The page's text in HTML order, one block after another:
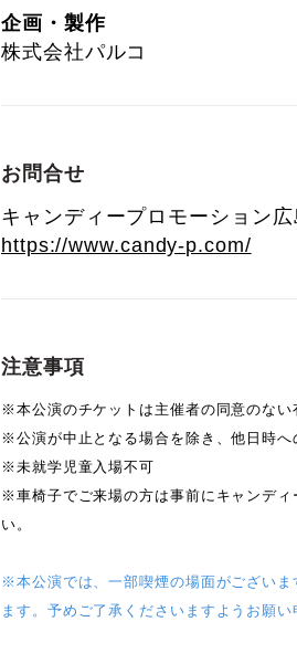
企画・製作
株式会社パルコ
お問合せ
キャンディープロモーション
https://www.candy-p.com/
注意事項
※本公演のチケットは主催者の同意のない
※公演が中止となる場合を除き、他日時へ
※未就学児童入場不可
※車椅子でご来場の方は事前にキャンデ
い。
※本公演では、一部喫煙の場面がござい
ます。予めご了承くださいますようお願い